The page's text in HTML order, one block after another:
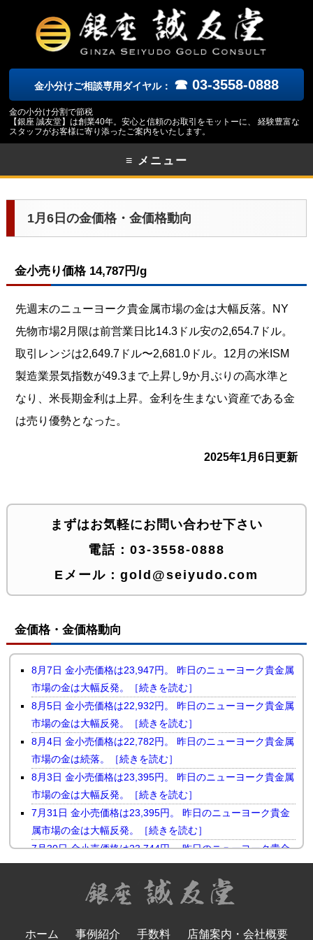
金小分けご相談専用ダイヤル： ☎ 03-3558-0888
金の小分け分割で節税
【銀座 誠友堂】は創業40年。安心と信頼のお取引をモットーに、 経験豊富な
スタッフがお客様に寄り添ったご案内をいたします。
≡ メニュー
1月6日の金価格・金価格動向
金小売り価格 14,787円/g
先週末のニューヨーク貴金属市場の金は大幅反落。NY
先物市場2月限は前営業日比14.3ドル安の2,654.7ドル。
取引レンジは2,649.7ドル〜2,681.0ドル。12月の米ISM
製造業景気指数が49.3まで上昇し9か月ぶりの高水準と
なり、米長期金利は上昇。金利を生まない資産である金
は売り優勢となった。
2025年1月6日更新
まずはお気軽にお問い合わせ下さい
電話： 03-3558-0888
Eメール： gold@seiyudo.com
金価格・金価格動向
8月7日 金小売価格は23,947円。 昨日のニューヨーク貴金属
市場の金は大幅反発。［続きを読む］
8月5日 金小売価格は22,932円。 昨日のニューヨーク貴金属
市場の金は大幅反発。［続きを読む］
8月4日 金小売価格は22,782円。 昨日のニューヨーク貴金属
市場の金は続落。［続きを読む］
8月3日 金小売価格は23,395円。 昨日のニューヨーク貴金属
市場の金は大幅反発。［続きを読む］
7月31日 金小売価格は23,395円。 昨日のニューヨーク貴金
属市場の金は大幅反発。［続きを読む］
7月30日 金小売価格は23,744円。 昨日のニューヨーク貴金
属市場の金は小幅続落。［続きを読む］
7月29日 金小売価格は23,510円。 昨日のニューヨーク貴金
属市場の金は反落。［続きを読む］
属市場の金は続伸。［続きを読む］
ホーム 事例紹介 手数料 店舗案内・会社概要